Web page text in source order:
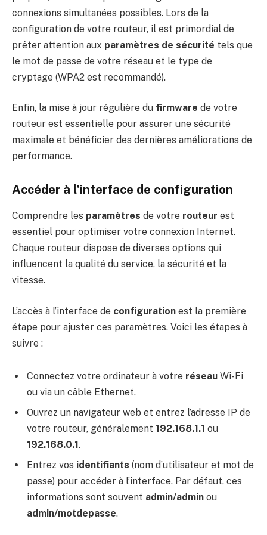
connexions simultanées possibles. Lors de la
configuration de votre routeur, il est primordial de
prêter attention aux paramètres de sécurité tels que
le mot de passe de votre réseau et le type de
cryptage (WPA2 est recommandé).
Enfin, la mise à jour régulière du firmware de votre
routeur est essentielle pour assurer une sécurité
maximale et bénéficier des dernières améliorations de
performance.
Accéder à l’interface de configuration
Comprendre les paramètres de votre routeur est
essentiel pour optimiser votre connexion Internet.
Chaque routeur dispose de diverses options qui
influencent la qualité du service, la sécurité et la
vitesse.
L’accès à l’interface de configuration est la première
étape pour ajuster ces paramètres. Voici les étapes à
suivre :
Connectez votre ordinateur à votre réseau Wi-Fi
ou via un câble Ethernet.
Ouvrez un navigateur web et entrez l’adresse IP de
votre routeur, généralement 192.168.1.1 ou
192.168.0.1.
Entrez vos identifiants (nom d’utilisateur et mot de
passe) pour accéder à l’interface. Par défaut, ces
informations sont souvent admin/admin ou
admin/motdepasse.